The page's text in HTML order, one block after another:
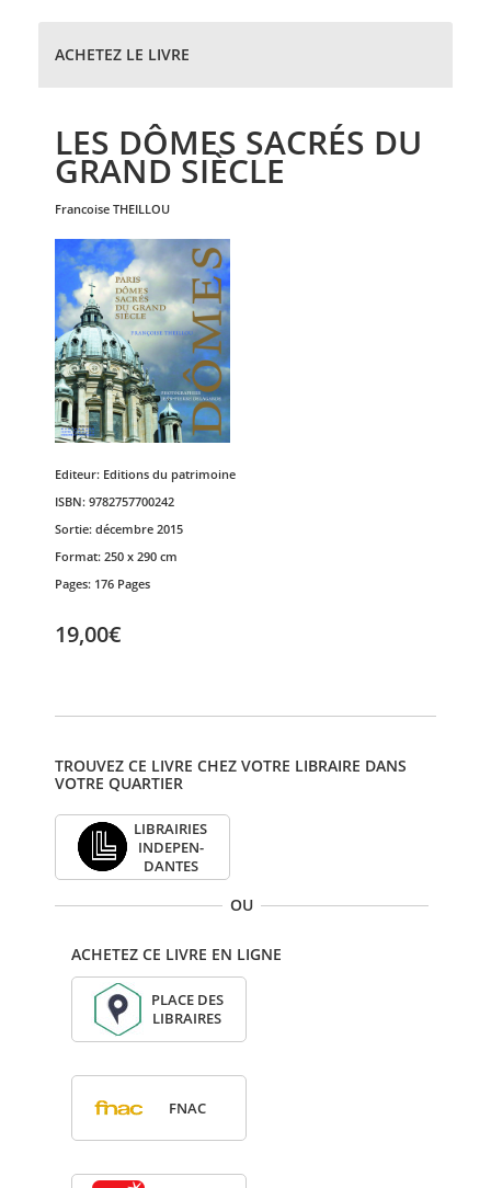
ACHETEZ LE LIVRE
LES DÔMES SACRÉS DU
GRAND SIÈCLE
francoise THEILLOU
Editeur: Editions du patrimoine
ISBN: 9782757700242
Sortie: décembre 2015
Format: 250 x 290 cm
Pages: 176 Pages
19,00€
TROUVEZ CE LIVRE CHEZ VOTRE LIBRAIRE DANS
VOTRE QUARTIER
LIBRAI­RIES
INDE­PEN­
DANTES
OU
ACHETEZ CE LIVRE EN LIGNE
PLACE DES
LIBRAIRES
FNAC